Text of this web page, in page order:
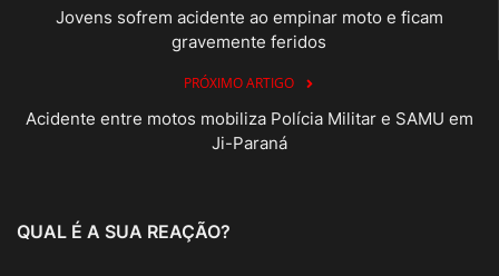
Jovens sofrem acidente ao empinar moto e ficam
gravemente feridos
PRÓXIMO ARTIGO
Acidente entre motos mobiliza Polícia Militar e SAMU em
Ji-Paraná
QUAL É A SUA REAÇÃO?